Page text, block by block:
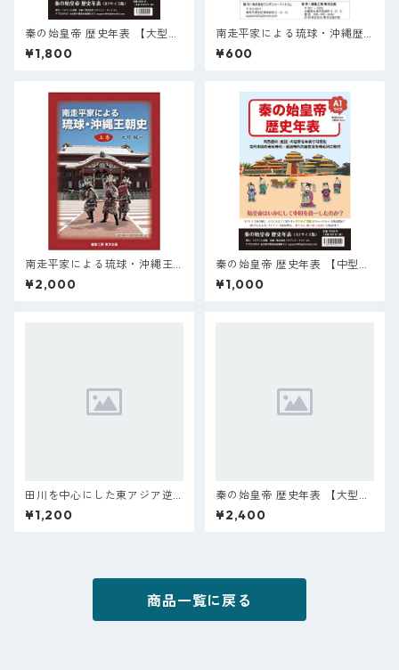
秦の始皇帝 歴史年表 【大型：
B1サイズ】
¥1,800
南走平家による琉球・沖縄歴
史年表 < ハンディ版 >
¥600
南走平家による琉球・沖縄王
朝史 上巻
¥2,000
秦の始皇帝 歴史年表 【中型：
A1サイズ】
¥1,000
田川を中心にした東アジア逆
さ歴史地図
¥1,200
秦の始皇帝 歴史年表 【大型：
B1サイズ】《折りなし版》
¥2,400
商品一覧に戻る